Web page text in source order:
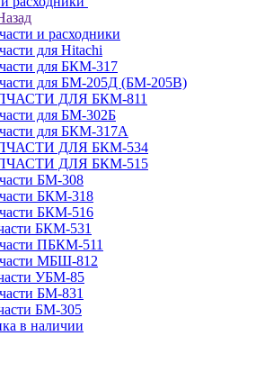
и расходники
для Hitachi
для БКМ-317
для БМ-205Д (БМ-205В)
ДЛЯ БКМ-811
для БМ-302Б
для БКМ-317А
ДЛЯ БКМ-534
ДЛЯ БКМ-515
БМ-308
БКМ-318
БКМ-516
БКМ-531
ПБКМ-511
МБШ-812
УБМ-85
БМ-831
БМ-305
в наличии